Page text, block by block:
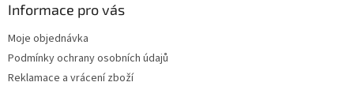
Informace pro vás
Moje objednávka
Podmínky ochrany osobních údajů
Reklamace a vrácení zboží